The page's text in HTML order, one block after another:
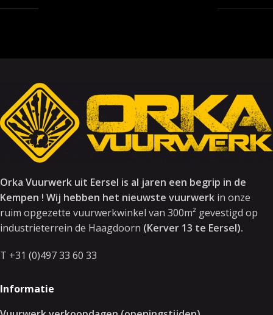
Orka Vuurwerk uit Eersel is al jaren een begrip in de
Kempen ! Wij hebben het nieuwste vuurwerk in onze
ruim opgezette vuurwerkwinkel van 300m² gevestigd op
industrieterrein de Haagdoorn (Kerver 13 te Eersel).
T +31 (0)497 33 60 33
Informatie